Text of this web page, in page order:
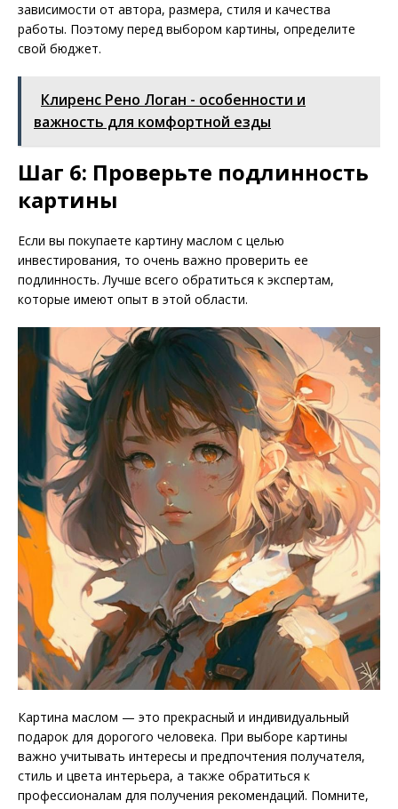
зависимости от автора, размера, стиля и качества
работы. Поэтому перед выбором картины, определите
свой бюджет.
Клиренс Рено Логан - особенности и
важность для комфортной езды
Шаг 6: Проверьте подлинность
картины
Если вы покупаете картину маслом с целью
инвестирования, то очень важно проверить ее
подлинность. Лучше всего обратиться к экспертам,
которые имеют опыт в этой области.
Картина маслом — это прекрасный и индивидуальный
подарок для дорогого человека. При выборе картины
важно учитывать интересы и предпочтения получателя,
стиль и цвета интерьера, а также обратиться к
профессионалам для получения рекомендаций. Помните,